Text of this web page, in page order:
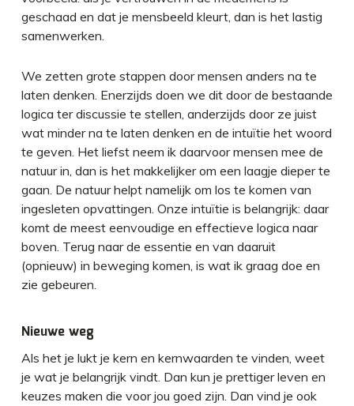
geschaad en dat je mensbeeld kleurt, dan is het lastig
samenwerken.
We zetten grote stappen door mensen anders na te
laten denken. Enerzijds doen we dit door de bestaande
logica ter discussie te stellen, anderzijds door ze juist
wat minder na te laten denken en de intuïtie het woord
te geven. Het liefst neem ik daarvoor mensen mee de
natuur in, dan is het makkelijker om een laagje dieper te
gaan. De natuur helpt namelijk om los te komen van
ingesleten opvattingen. Onze intuïtie is belangrijk: daar
komt de meest eenvoudige en effectieve logica naar
boven. Terug naar de essentie en van daaruit
(opnieuw) in beweging komen, is wat ik graag doe en
zie gebeuren.
Nieuwe weg
Als het je lukt je kern en kernwaarden te vinden, weet
je wat je belangrijk vindt. Dan kun je prettiger leven en
keuzes maken die voor jou goed zijn. Dan vind je ook